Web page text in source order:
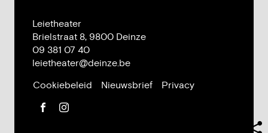
Leietheater
Adres
Brielstraat 8, 9800 Deinze
Tel.
09 381 07 40
E-
leietheater@deinze.be
Cookiebeleid
Nieuwsbrief
Privacy
FacebookInstagram